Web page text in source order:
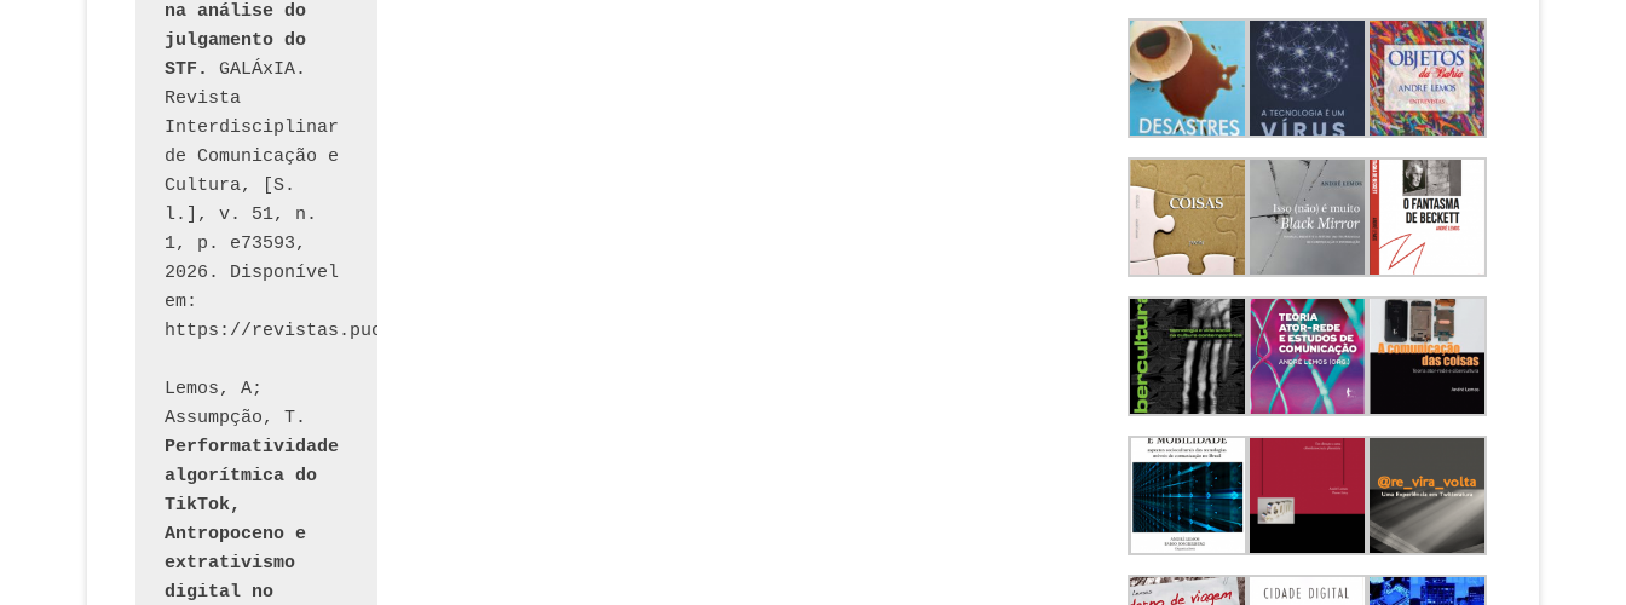
na análise do
julgamento do
STF.
GALÁxIA.
Revista
Interdisciplinar
de Comunicação e
Cultura, [S.
l.], v. 51, n.
1, p. e73593,
2026. Disponível
em:
Lemos, A;
Performatividade
algorítmica do
TikTok,
Antropoceno e
extrativismo
digital no